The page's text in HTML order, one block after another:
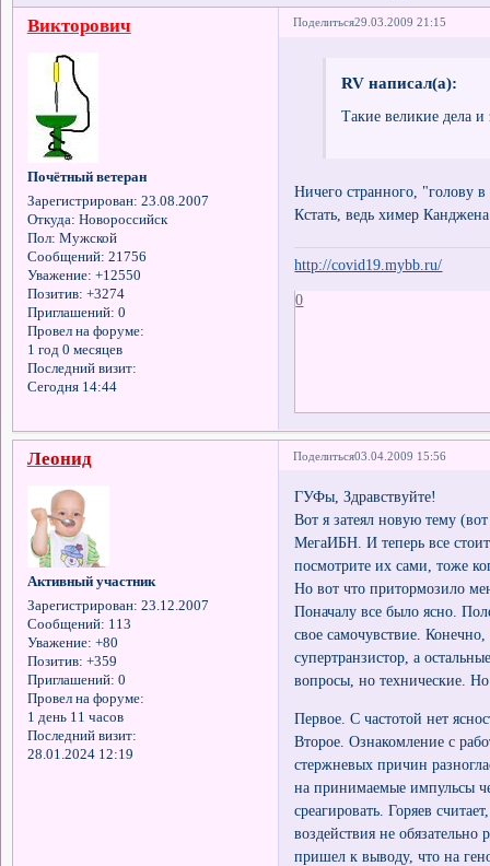
Поделиться29.03.2009 21:15
Викторович
Почётный ветеран
Зарегистрирован: 23.08.2007
Откуда: Новороссийск
Пол: Мужской
Сообщений: 21756
Уважение: +12550
Позитив: +3274
Приглашений: 0
Провел на форуме:
1 год 0 месяцев
Последний визит:
Сегодня 14:44
RV написал(а):
Такие великие дела и
Ничего странного, "голову
Кстать, ведь химер
http://covid19.mybb.ru/
0
Поделиться03.04.2009 15:56
Леонид
Активный участник
Зарегистрирован: 23.12.2007
Сообщений: 113
Уважение: +80
Позитив: +359
Приглашений: 0
Провел на форуме:
1 день 11 часов
Последний визит:
28.01.2024 12:19
ГУФы, Здравствуйте!
Вот я затеял новую тему
МегаИБН. И теперь все
посмотрите их сами, тоже
Но вот что притормозило
Поначалу все было ясно.
свое самочувствие.
супертранзистор, а
вопросы, но технические. Но
Первое. С частотой нет
Второе. Ознакомление с
стержневых причин
на принимаемые импульсы
среагировать. Горяев
воздействия не
пришел к выводу, что на